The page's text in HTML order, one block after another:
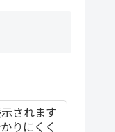
されます
りにくく